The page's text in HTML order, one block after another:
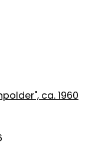
ca. 1960